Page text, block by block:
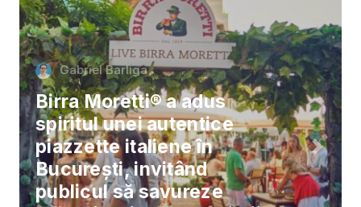
Gabriel Barliga
Birra Moretti® a adus
spiritul unei autentice
piazzette italiene în
București, invitând
publicul să savureze